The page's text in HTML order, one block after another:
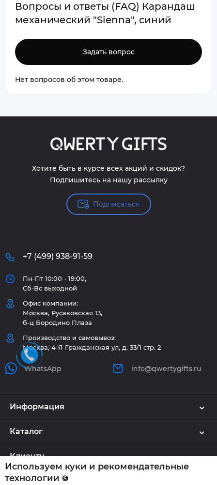
Вопросы и ответы (FAQ) Карандаш
механический "Sienna", синий
Задать вопрос
Нет вопросов об этом товаре.
Хотите быть в курсе всех акций и скидок?
Подпишитесь на нашу рассылку
Подписаться
+7 (499) 938-91-59
Пн-Пт 10:00 - 19:00,
Сб-Вс выходной
Офис компании:
Москва, Русаковская 13,
б-ц Бородино Плаза
Производство и самовывоз:
Москва, 4-Я Гражданская ул, д. 33/1 стр. 2
WhatsApp info@qwertygifts.ru
Информация
Каталог
Клиенту
Используем куки и рекомендательные
технологии 🍪